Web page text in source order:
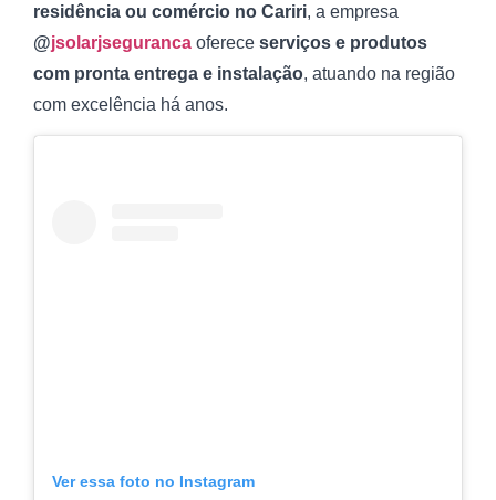
residência ou comércio no Cariri, a empresa
@jsolarjseguranca oferece serviços e produtos
com pronta entrega e instalação, atuando na região
com excelência há anos.
Ver essa foto no Instagram